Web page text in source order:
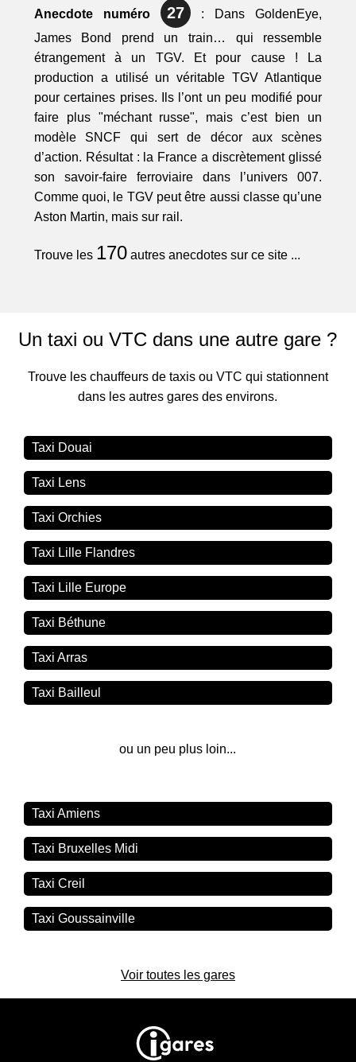
Anecdote numéro 27 : Dans GoldenEye,
James Bond prend un train… qui ressemble
étrangement à un TGV. Et pour cause ! La
production a utilisé un véritable TGV Atlantique
pour certaines prises. Ils l’ont un peu modifié pour
faire plus "méchant russe", mais c’est bien un
modèle SNCF qui sert de décor aux scènes
d’action. Résultat : la France a discrètement glissé
son savoir-faire ferroviaire dans l’univers 007.
Comme quoi, le TGV peut être aussi classe qu’une
Aston Martin, mais sur rail.
Trouve les 170autres anecdotes sur ce site ...
Un taxi ou VTC dans une autre gare ?
Trouve les chauffeurs de taxis ou VTC qui stationnent
dans les autres gares des environs.
Taxi Douai
Taxi Lens
Taxi Orchies
Taxi Lille Flandres
Taxi Lille Europe
Taxi Béthune
Taxi Arras
Taxi Bailleul
ou un peu plus loin...
Taxi Amiens
Taxi Bruxelles Midi
Taxi Creil
Taxi Goussainville
Voir toutes les gares